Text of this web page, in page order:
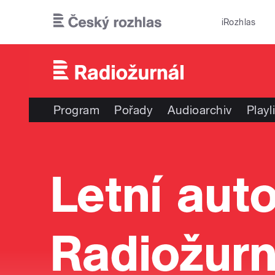
iRozhlas
Program Pořady Audioarchiv